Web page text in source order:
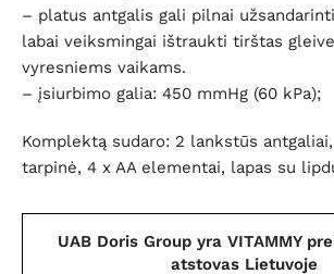
– platus antgalis gali pilnai
labai veiksmingai ištraukti tirštas
vyresniems vaikams.
– įsiurbimo galia: 450 mmHg (60 kPa);
Komplektą sudaro: 2 lankstūs
tarpinė, 4 x AA elementai, lapas su
UAB Doris Group yra VITAMMY
atstovas Lietuvoje